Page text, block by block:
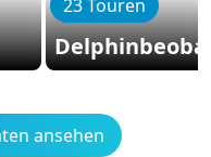
23 Touren
ansehen